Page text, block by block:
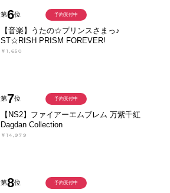
第6位
【音楽】うたの☆プリンスさまっ♪
ST☆RISH PRISM FOREVER!
￥1,650
予約受付中
第7位
【NS2】ファイアーエムブレム 万紫千紅
Dagdan Collection
￥14,979
予約受付中
第8位 予約受付中